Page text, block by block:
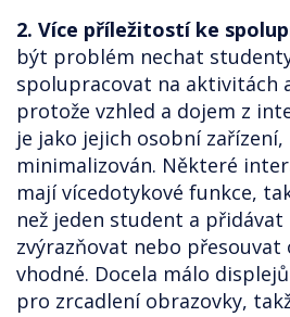
2. Více příležitostí ke
být problém nechat
spolupracovat na aktivitách
protože vzhled a dojem z
je jako jejich osobní zařízení,
minimalizován. Některé
mají vícedotykové funkce,
než jeden student a přidávat
zvýrazňovat nebo přesouvat
vhodné. Docela málo
pro zrcadlení obrazovky,